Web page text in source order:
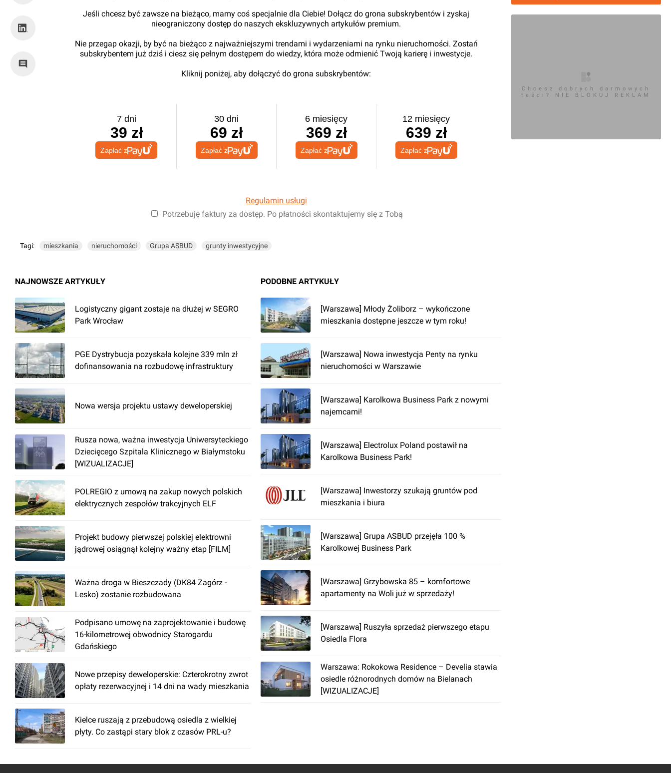
Jeśli chcesz być zawsze na bieżąco, mamy coś specjalnie dla Ciebie! Dołącz do grona subskrybentów i zyskaj
nieograniczony dostęp do naszych ekskluzywnych artykułów premium.
Nie przegap okazji, by być na bieżąco z najważniejszymi trendami i wydarzeniami na rynku nieruchomości. Zostań
subskrybentem już dziś i ciesz się pełnym dostępem do wiedzy, która może odmienić Twoją karierę i inwestycje.
Kliknij poniżej, aby dołączyć do grona subskrybentów:
7 dni
39 zł
Zapłać z
30 dni
69 zł
Zapłać z
6 miesięcy
369 zł
Zapłać z
12 miesięcy
639 zł
Zapłać z
Regulamin usługi
Potrzebuję faktury za dostęp. Po płatności skontaktujemy się z Tobą
Tagi: mieszkania nieruchomości Grupa ASBUD grunty inwestycyjne
NAJNOWSZE ARTYKUŁY
Logistyczny gigant zostaje na dłużej w SEGRO
Park Wrocław
PGE Dystrybucja pozyskała kolejne 339 mln zł
dofinansowania na rozbudowę infrastruktury
Nowa wersja projektu ustawy deweloperskiej
Rusza nowa, ważna inwestycja Uniwersyteckiego
Dziecięcego Szpitala Klinicznego w Białymstoku
[WIZUALIZACJE]
POLREGIO z umową na zakup nowych polskich
elektrycznych zespołów trakcyjnych ELF
Projekt budowy pierwszej polskiej elektrowni
jądrowej osiągnął kolejny ważny etap [FILM]
Ważna droga w Bieszczady (DK84 Zagórz -
Lesko) zostanie rozbudowana
Podpisano umowę na zaprojektowanie i budowę
16-kilometrowej obwodnicy Starogardu
Gdańskiego
Nowe przepisy deweloperskie: Czterokrotny zwrot
opłaty rezerwacyjnej i 14 dni na wady mieszkania
Kielce ruszają z przebudową osiedla z wielkiej
płyty. Co zastąpi stary blok z czasów PRL-u?
PODOBNE ARTYKUŁY
[Warszawa] Młody Żoliborz – wykończone
mieszkania dostępne jeszcze w tym roku!
[Warszawa] Nowa inwestycja Penty na rynku
nieruchomości w Warszawie
[Warszawa] Karolkowa Business Park z nowymi
najemcami!
[Warszawa] Electrolux Poland postawił na
Karolkowa Business Park!
[Warszawa] Inwestorzy szukają gruntów pod
mieszkania i biura
[Warszawa] Grupa ASBUD przejęła 100 %
Karolkowej Business Park
[Warszawa] Grzybowska 85 – komfortowe
apartamenty na Woli już w sprzedaży!
[Warszawa] Ruszyła sprzedaż pierwszego etapu
Osiedla Flora
Warszawa: Rokokowa Residence – Develia stawia
osiedle różnorodnych domów na Bielanach
[WIZUALIZACJE]
Chcesz dobrych darmowych
teści? NIE BLOKUJ REKLAM